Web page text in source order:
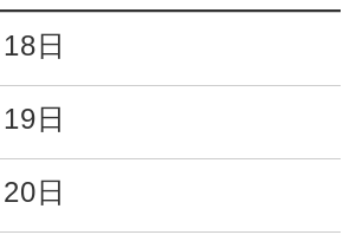
18日
19日
20日